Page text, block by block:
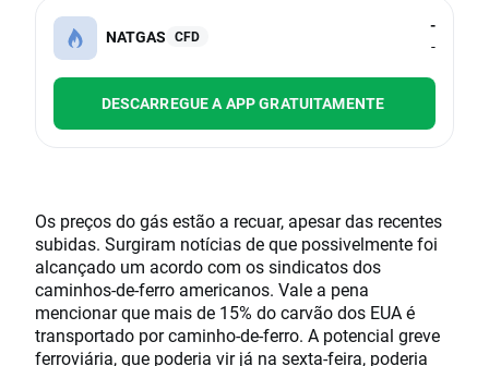
NATGAS CFD
-
-
DESCARREGUE A APP GRATUITAMENTE
Os preços do gás estão a recuar, apesar das recentes
subidas. Surgiram notícias de que possivelmente foi
alcançado um acordo com os sindicatos dos
caminhos-de-ferro americanos. Vale a pena
mencionar que mais de 15% do carvão dos EUA é
transportado por caminho-de-ferro. A potencial greve
ferroviária, que poderia vir já na sexta-feira, poderia